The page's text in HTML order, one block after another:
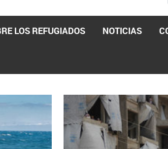
LOS REFUGIADOS NOTICIAS
Asamblea Nacional de Venezuela solicitando a
y la colaboración del Gobierno.